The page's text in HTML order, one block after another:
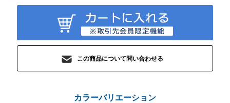
この商品について問い合わせる
カラーバリエーション